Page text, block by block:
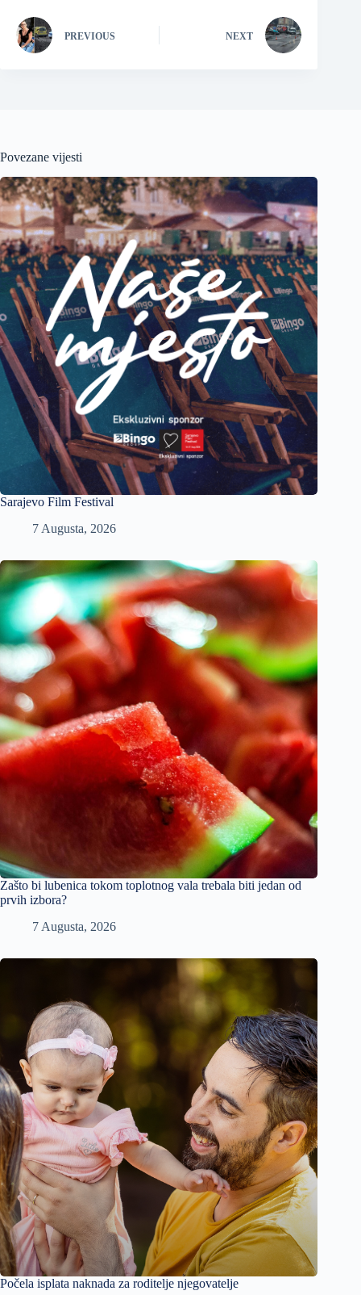
PREVIOUS NEXT
Povezane vijesti
Sarajevo Film Festival
7 Augusta, 2026
Zašto bi lubenica tokom toplotnog vala trebala biti jedan od
prvih izbora?
7 Augusta, 2026
Počela isplata naknada za roditelje njegovatelje